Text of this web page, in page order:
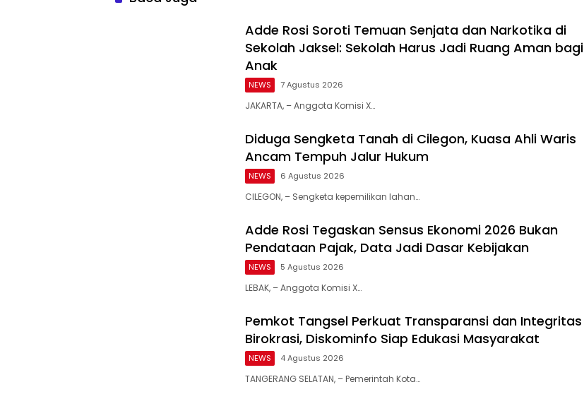
Adde Rosi Soroti Temuan Senjata dan Narkotika di
Sekolah Jaksel: Sekolah Harus Jadi Ruang Aman bagi
Anak
NEWS 7 Agustus 2026
JAKARTA, – Anggota Komisi X…
Diduga Sengketa Tanah di Cilegon, Kuasa Ahli Waris
Ancam Tempuh Jalur Hukum
NEWS 6 Agustus 2026
CILEGON, – Sengketa kepemilikan lahan…
Adde Rosi Tegaskan Sensus Ekonomi 2026 Bukan
Pendataan Pajak, Data Jadi Dasar Kebijakan
NEWS 5 Agustus 2026
LEBAK, – Anggota Komisi X…
Pemkot Tangsel Perkuat Transparansi dan Integritas
Birokrasi, Diskominfo Siap Edukasi Masyarakat
NEWS 4 Agustus 2026
TANGERANG SELATAN, – Pemerintah Kota…